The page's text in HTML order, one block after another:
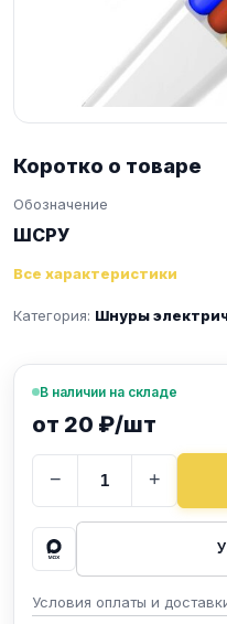
Коротко о товаре
Обозначение
ШСРУ
Все характеристики
Категория: Шнуры
В наличии на складе
от 20 ₽/шт
− +
Условия оплаты и